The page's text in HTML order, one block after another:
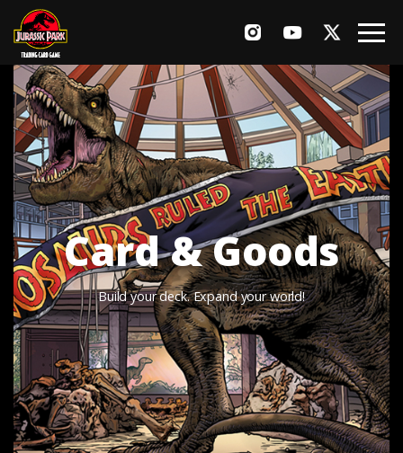
Game
Rules
Card List
Products
News
Events
Q&A
Card & Goods
Build your deck. Expand your world!